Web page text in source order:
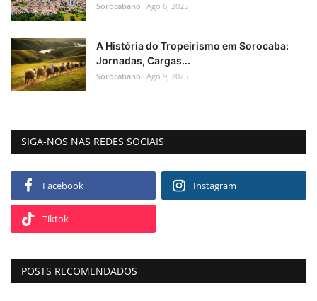
Sorocabano Ago 6, 2025
A História do Tropeirismo em Sorocaba:
Jornadas, Cargas...
Sorocabano Ago 9, 2025
SIGA-NOS NAS REDES SOCIAIS
Facebook Instagram
Tiktok
POSTS RECOMENDADOS